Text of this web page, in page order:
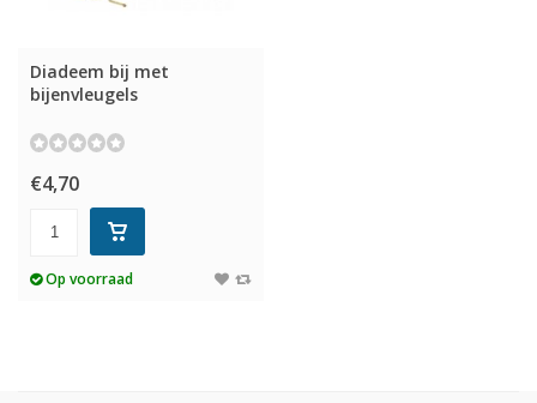
Diadeem bij met
bijenvleugels
€4,70
Op voorraad